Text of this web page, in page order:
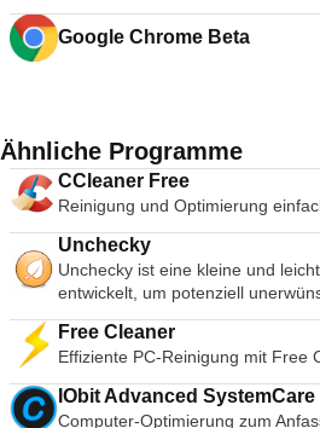
Google Chrome Beta
Ähnliche Programme
CCleaner Free
Reinigung und Optimierung
Unchecky
Unchecky ist eine kleine und
entwickelt, um potenziell
Ihrem Computer fernzuhalten indem Sie Ihre Kontrollkästchen
bei Dateiinstallationen frei lassen. Die Anwendung
funktioniert, indem sie
verwandten Angebote während des Installationsprozesses.
Dies wiederum spart Zeit und
Free Cleaner
Effiziente PC-Reinigung mit Free
IObit Advanced SystemCare
Computer-Optimierung zum